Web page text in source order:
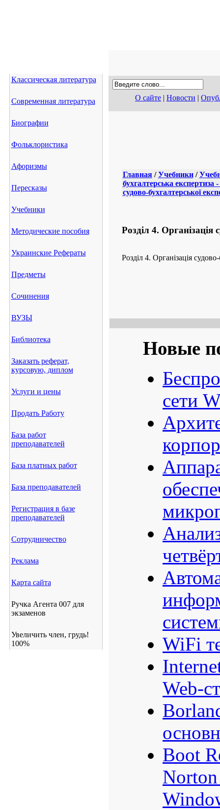
Классическая литература
Современная литература
Биографии
Фольклористика
Афоризмы
Пересказы
Учебники
Методические пособия
Украинские Рефераты
Предметы
Сочинения
ВУЗЫ
Библиотека
Заказать реферат,
курсовую, диплом
Услуги и цены
Продать Работу
База работ
преподавателей
База платных работ
База преподавателей
Регистрация в базе
преподавателей
Сотрудничество
Реклама
Карта сайта
Ручка Агента 007 для
экзаменов
Увеличить член, грудь!
100%
О сайте | Новости |
Главная/Учебники/
бухгалтерська
судово-бухгалтерської
Розділ 4. Організація
Розділ 4. Організація
Новые
сети
WiFi
Web-
Boot